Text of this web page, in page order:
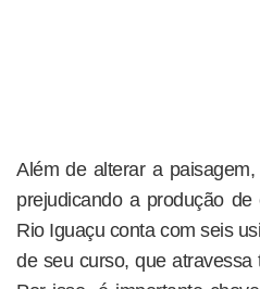
Além de alterar a
prejudicando a produção
Rio Iguaçu conta com seis
de seu curso, que